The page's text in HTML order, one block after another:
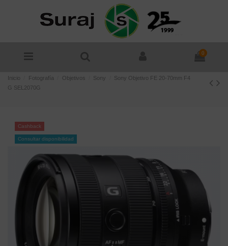
0
Inicio Fotografía Objetivos Sony
Sony Objetivo FE 20-70mm F4
G SEL2070G
Cashback
Consultar disponibilidad